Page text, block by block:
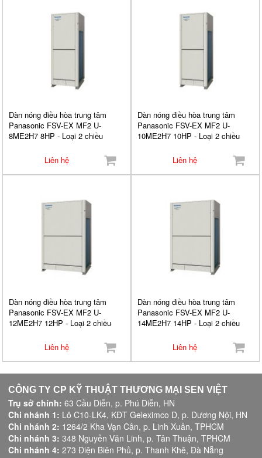
Dàn nóng điều hòa trung tâm
Panasonic FSV-EX MF2 U-
8ME2H7 8HP - Loại 2 chiều
Liên hệ
Dàn nóng điều hòa trung tâm
Panasonic FSV-EX MF2 U-
10ME2H7 10HP - Loại 2 chiều
Liên hệ
Dàn nóng điều hòa trung tâm
Panasonic FSV-EX MF2 U-
12ME2H7 12HP - Loại 2 chiều
Liên hệ
Dàn nóng điều hòa trung tâm
Panasonic FSV-EX MF2 U-
14ME2H7 14HP - Loại 2 chiều
Liên hệ
CÔNG TY CP KỸ THUẬT THƯƠNG MẠI SEN VIỆT
Trụ sở chính: 63 Cầu Diễn, p. Phú Diễn, HN
Chi nhánh 1: Lô C10-LK4, KĐT Geleximco D, p. Dương Nội, HN
Chi nhánh 2: 1264/2 Kha Vạn Cân, p. Linh Xuân, TPHCM
Chi nhánh 3:348 Nguyễn Văn Linh, p. Tân Thuận, TPHCM
Chi nhánh 4:273 Điện Biên Phủ, p. Thanh Khê, Đà Nẵng